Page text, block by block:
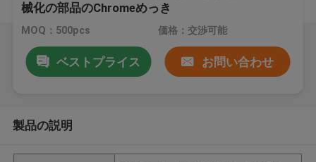
械化の部品のChromeめっき
MOQ：500pcs 価格：交渉可能
ベストプライス お問い合わせ
製品の説明